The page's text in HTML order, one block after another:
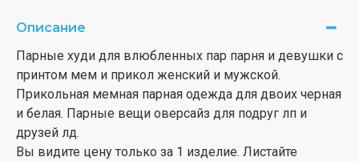
Описание
Парные худи для влюбленных пар парня и девушки с
принтом мем и прикол женский и мужской.
Прикольная мемная парная одежда для двоих черная
и белая. Парные вещи оверсайз для подруг лп и
друзей лд.
Вы видите цену только за 1 изделие. Листайте